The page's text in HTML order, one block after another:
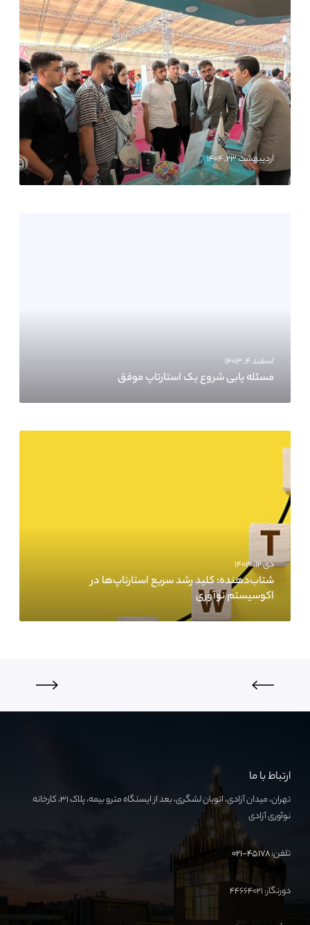
اردیبهشت ۲۳, ۱۴۰۴
اسفند ۴, ۱۴۰۳
مسئله یابی شروع یک استارتاپ موفق
دی ۱۲, ۱۴۰۳
شتاب‌دهنده‌: کلید رشد سریع استارتاپ‌ها در
اکوسیستم نوآوری
ارتباط با ما
تهران، میدان آزادی، اتوبان لشگری، بعد از ایستگاه مترو بیمه، پلاک ۳۱، کارخانه
نوآوری آزادی
تلفن:۴۵۱۷۸-۰۲۱
دورنگار: ۴۴۶۶۴۰۲۱